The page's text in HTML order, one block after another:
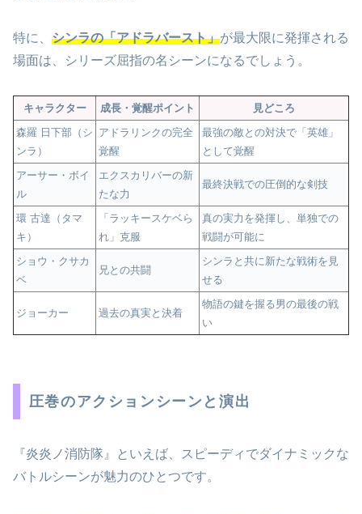
特に、 シンラの「アドラバースト」が最大限に発揮される
場面は、シリーズ屈指の名シーンになるでしょう。
キャラクター 成長・覚醒ポイント
見どころ
森羅 日下部（シ
ンラ）
アドラリンクの完全
覚醒
最強の敵との対決で「英雄」
として覚醒
アーサー・ボイ
ル
エクスカリバーの新
たな力
最終決戦での圧倒的な剣技
環 古達（タマ
キ）
「ラッキースケベら
れ」克服
真の実力を発揮し、単独での
戦闘が可能に
ショウ・クサカ
ベ
兄との共闘
シンラと共に新たな戦術を見
せる
ジョーカー 過去の真実と決着
物語の鍵を握る男の最後の戦
い
圧巻のアクションシーンと演出
『炎炎ノ消防隊』といえば、スピーディでダイナミックな
バトルシーンが魅力のひとつです。